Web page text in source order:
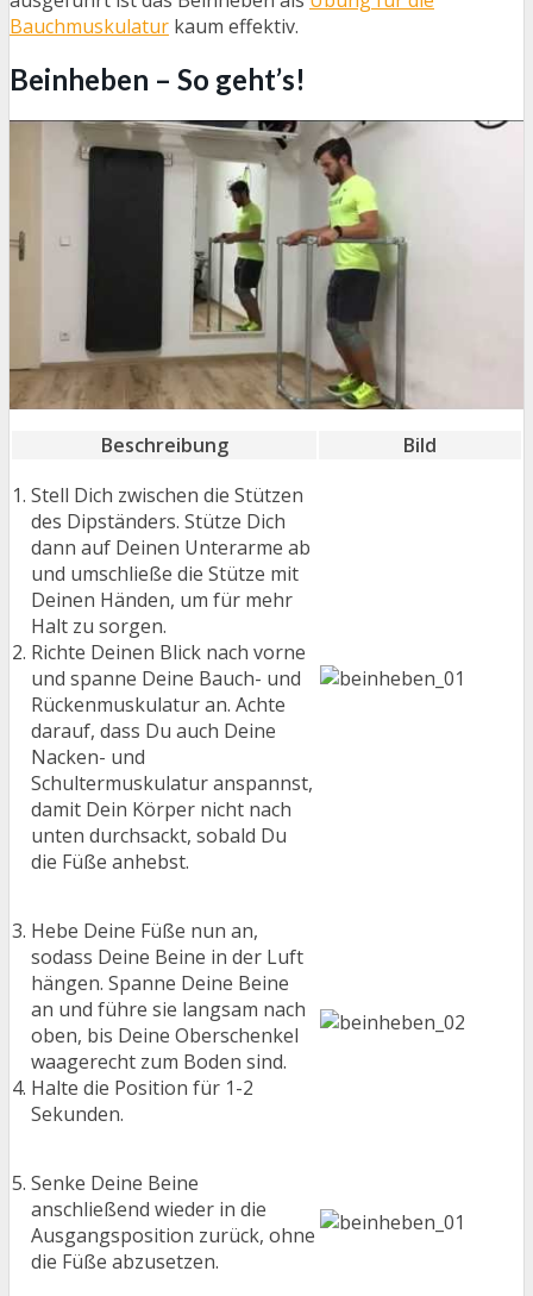
Bauchmuskulatur kaum effektiv.
Beinheben – So geht’s!
Beschreibung
Bild
Stell Dich zwischen die Stützen
des Dipständers. Stütze Dich
dann auf Deinen Unterarme ab
und umschließe die Stütze mit
Deinen Händen, um für mehr
Halt zu sorgen.
Richte Deinen Blick nach vorne
und spanne Deine Bauch- und
Rückenmuskulatur an. Achte
darauf, dass Du auch Deine
Nacken- und
Schultermuskulatur anspannst,
damit Dein Körper nicht nach
unten durchsackt, sobald Du
die Füße anhebst.
Hebe Deine Füße nun an,
sodass Deine Beine in der Luft
hängen. Spanne Deine Beine
an und führe sie langsam nach
oben, bis Deine Oberschenkel
waagerecht zum Boden sind.
Halte die Position für 1-2
Sekunden.
Senke Deine Beine
anschließend wieder in die
Ausgangsposition zurück, ohne
die Füße abzusetzen.